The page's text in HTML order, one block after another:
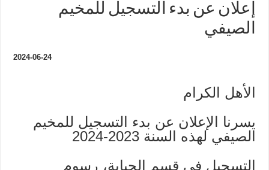
إعلان عن بدء التسجيل للمخيم
الصيفي
2024-06-24
الأهل الكرام
يسرنا الإعلان عن بدء التسجيل للمخيم
الصيفي لهذه السنة 2023-2024
التسجيل في قسم الجباية، رسوم